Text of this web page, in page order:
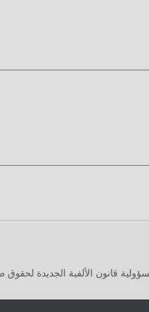
يشعرون بالتعب ، ولكن الآن
الممل بعض الشيء.
قانون الألفية الجديدة لحقوق